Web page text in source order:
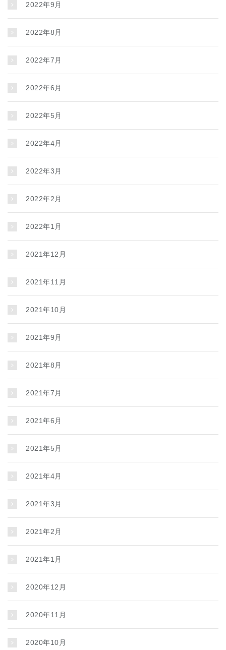
2022年9月
2022年8月
2022年7月
2022年6月
2022年5月
2022年4月
2022年3月
2022年2月
2022年1月
2021年12月
2021年11月
2021年10月
2021年9月
2021年8月
2021年7月
2021年6月
2021年5月
2021年4月
2021年3月
2021年2月
2021年1月
2020年12月
2020年11月
2020年10月